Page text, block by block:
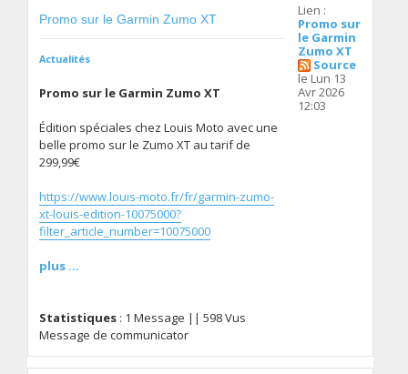
Promo sur le Garmin Zumo XT
Actualités
Promo sur le Garmin Zumo XT
Édition spéciales chez Louis Moto avec une
belle promo sur le Zumo XT au tarif de
299,99€
https://www.louis-moto.fr/fr/garmin-zumo-
xt-louis-edition-10075000?
filter_article_number=10075000
plus ...
Statistiques : 1 Message || 598 Vus
Message de communicator
Lien :
Promo sur
le Garmin
Zumo XT
Source
le Lun 13
Avr 2026
12:03